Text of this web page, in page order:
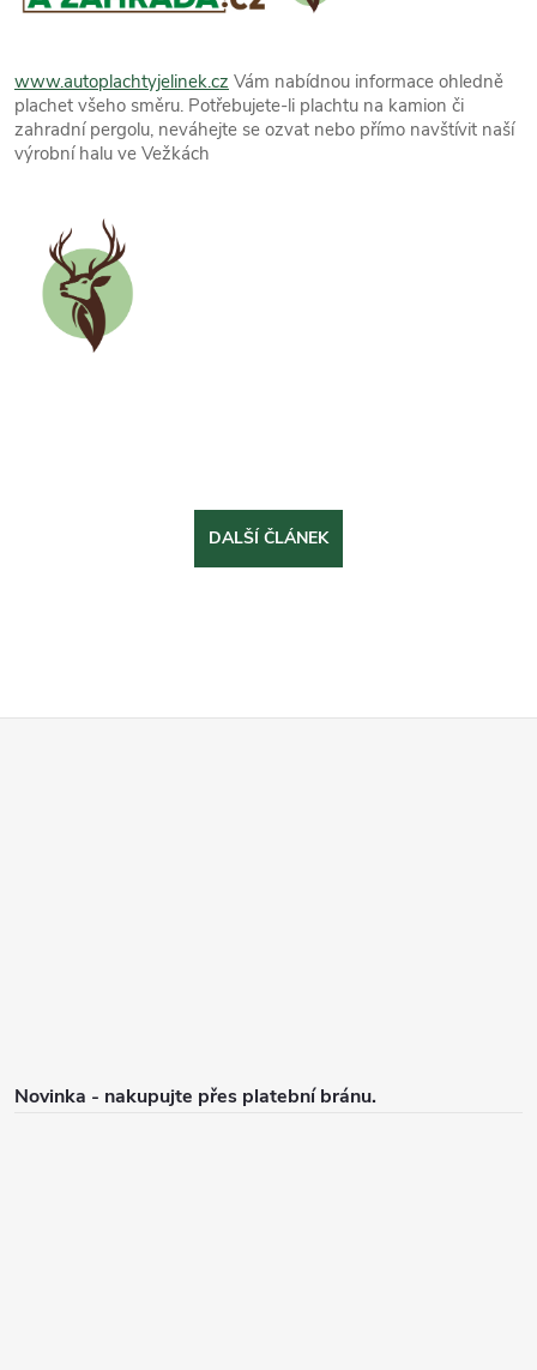
www.autoplachtyjelinek.cz Vám nabídnou informace ohledně
plachet všeho směru. Potřebujete-li plachtu na kamion či
zahradní pergolu, neváhejte se ozvat nebo přímo navštívit naší
výrobní halu ve Vežkách
DALŠÍ ČLÁNEK
Novinka - nakupujte přes platební bránu.